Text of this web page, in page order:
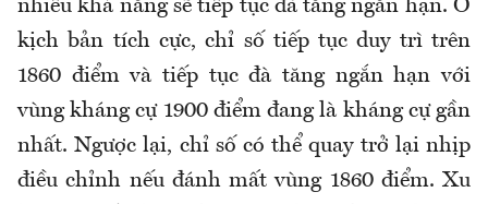
nhiều khả năng sẽ tiếp tục đà tăng ngắn hạn. Ở
kịch bản tích cực, chỉ số tiếp tục duy trì trên
1860 điểm và tiếp tục đà tăng ngắn hạn với
vùng kháng cự 1900 điểm đang là kháng cự gần
nhất. Ngược lại, chỉ số có thể quay trở lại nhịp
điều chỉnh nếu đánh mất vùng 1860 điểm. Xu